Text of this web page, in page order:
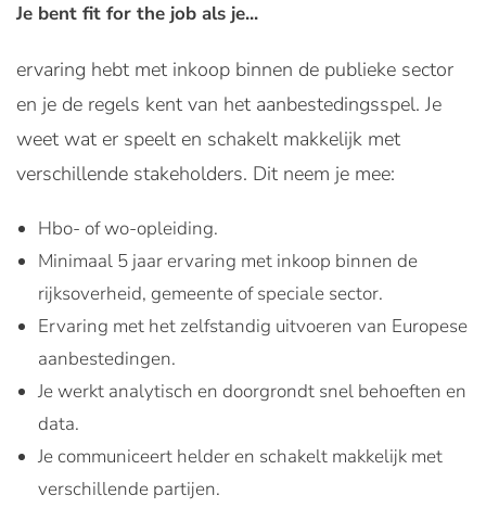
Je bent fit for the job als je...
ervaring hebt met inkoop binnen de publieke sector
en je de regels kent van het aanbestedingsspel. Je
weet wat er speelt en schakelt makkelijk met
verschillende stakeholders. Dit neem je mee:
Hbo- of wo-opleiding.
Minimaal 5 jaar ervaring met inkoop binnen de
rijksoverheid, gemeente of speciale sector.
Ervaring met het zelfstandig uitvoeren van Europese
aanbestedingen.
Je werkt analytisch en doorgrondt snel behoeften en
data.
Je communiceert helder en schakelt makkelijk met
verschillende partijen.